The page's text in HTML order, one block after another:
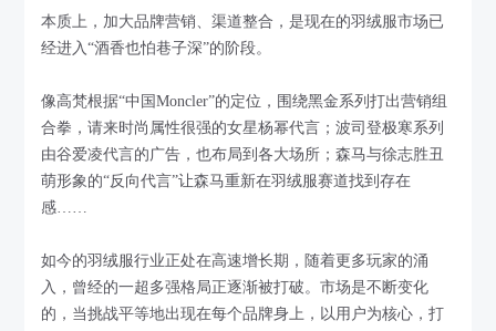
本质上，加大品牌营销、渠道整合，是现在的羽绒服市场已
经进入“酒香也怕巷子深”的阶段。
像高梵根据“中国Moncler”的定位，围绕黑金系列打出营销组
合拳，请来时尚属性很强的女星杨幂代言；波司登极寒系列
由谷爱凌代言的广告，也布局到各大场所；森马与徐志胜丑
萌形象的“反向代言”让森马重新在羽绒服赛道找到存在
感……
如今的羽绒服行业正处在高速增长期，随着更多玩家的涌
入，曾经的一超多强格局正逐渐被打破。市场是不断变化
的，当挑战平等地出现在每个品牌身上，以用户为核心，打